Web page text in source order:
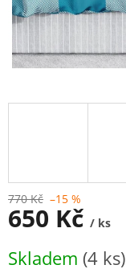
770 Kč –15 %
650 Kč / ks
cena:
Skladem (4 ks)